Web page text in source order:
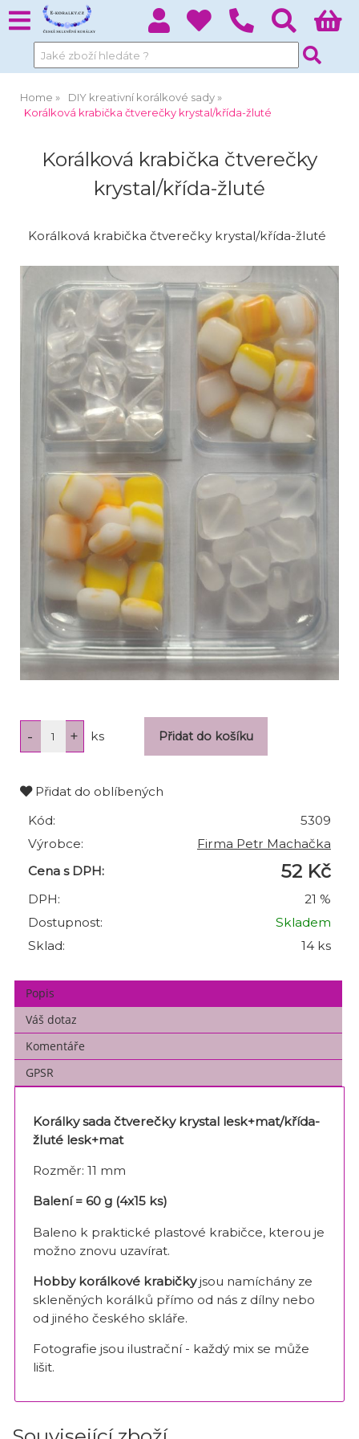
Home
DIY kreativní korálkové sady
Korálková krabička čtverečky krystal/křída-žluté
Korálková krabička čtverečky
krystal/křída-žluté
Korálková krabička čtverečky krystal/křída-žluté
ks
Přidat do oblíbených
Kód:
5309
Výrobce:
Firma Petr Machačka
Cena s DPH:
52 Kč
DPH:
21 %
Dostupnost:
Skladem
Sklad:
14 ks
Popis
Váš dotaz
Komentáře
GPSR
Korálky sada čtverečky krystal lesk+mat/křída-
žluté lesk+mat
Rozměr: 11 mm
Balení = 60 g (4x15 ks)
Baleno k praktické plastové krabičce, kterou je
možno znovu uzavírat.
Hobby korálkové krabičkyjsou namíchány ze
skleněných korálků přímo od nás z dílny nebo
od jiného českého skláře.
Fotografie jsou ilustrační - každý mix se může
lišit.